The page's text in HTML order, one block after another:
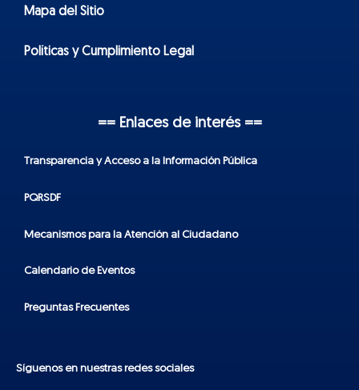
Mapa del Sitio
Políticas y Cumplimiento Legal
== Enlaces de interés ==
Transparencia y Acceso a la Información Pública
PQRSDF
Mecanismos para la Atención al Ciudadano
Calendario de Eventos
Preguntas Frecuentes
Síguenos en nuestras redes sociales